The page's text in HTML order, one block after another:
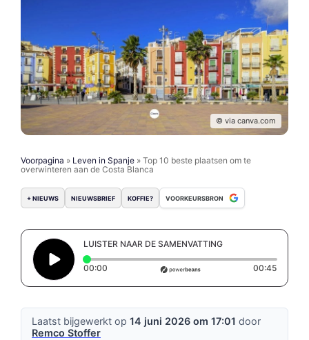
© via canva.com
Voorpagina » Leven in Spanje » Top 10 beste plaatsen om te
overwinteren aan de Costa Blanca
+ NIEUWS NIEUWSBRIEF KOFFIE? VOORKEURSBRON
LUISTER NAAR DE SAMENVATTING
00:00 Elapsed time: 0 seconds 00:45
Laatst bijgewerkt op 14 juni 2026 om 17:01 door
Remco Stoffer